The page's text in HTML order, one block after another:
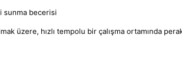
sunma becerisi
üzere, hızlı tempolu bir çalışma ortamında